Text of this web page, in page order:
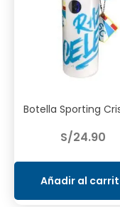
Botella Sporting
S/24.90
Añadir al